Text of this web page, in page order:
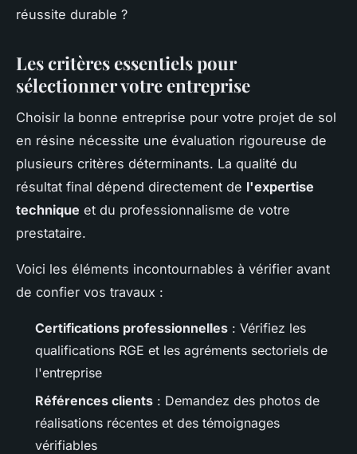
réussite durable ?
Les critères essentiels pour
sélectionner votre entreprise
Choisir la bonne entreprise pour votre projet de sol
en résine nécessite une évaluation rigoureuse de
plusieurs critères déterminants. La qualité du
résultat final dépend directement de l'expertise
technique et du professionnalisme de votre
prestataire.
Voici les éléments incontournables à vérifier avant
de confier vos travaux :
Certifications professionnelles : Vérifiez les
qualifications RGE et les agréments sectoriels de
l'entreprise
Références clients : Demandez des photos de
réalisations récentes et des témoignages
vérifiables